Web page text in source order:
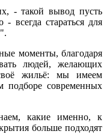
- такой вывод пусть
всегда стараться для
моменты, благодаря
людей, желающих
жильё: мы имеем
подборе современных
какие именно, к
больше подходят